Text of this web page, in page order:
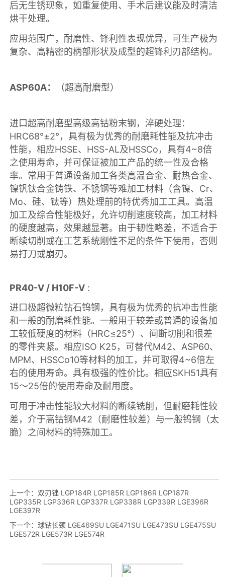
上一个： 双刃锉 LGP184R LGP185R LGP186R LGP187R
LGP335R LGP336R LGP337R LGP338R LGP339R LGE396R
LGE397R
下一个： 球钻长颈 LGE469SU LGE471SU LGE473SU LGE475SU
LGE572R LGE573R LGE574R